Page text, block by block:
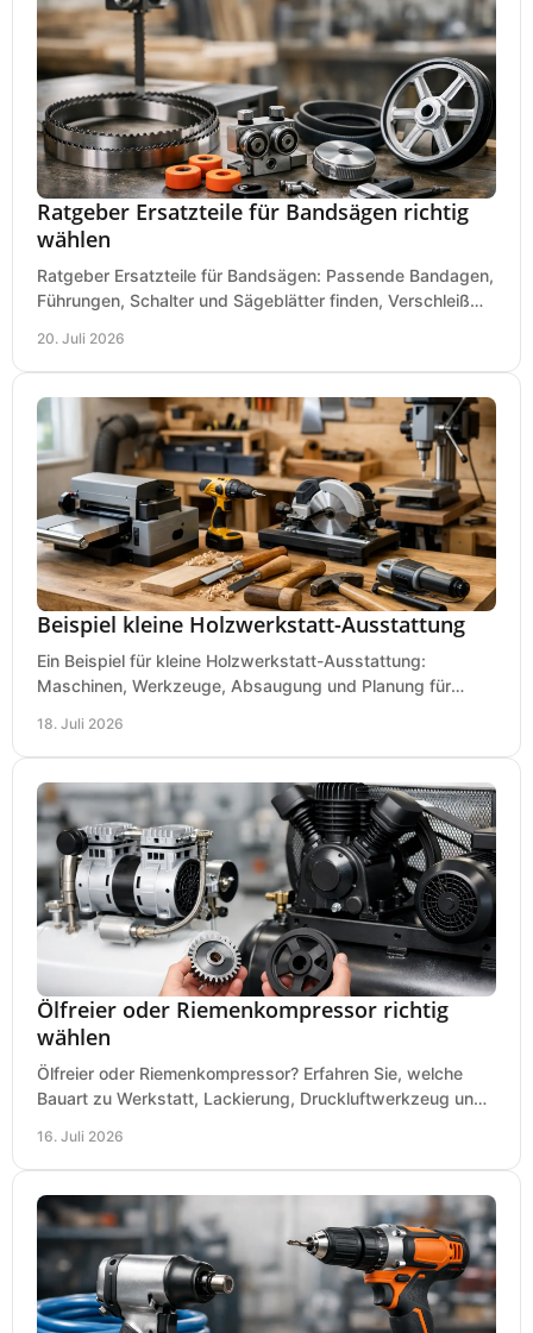
Ratgeber Ersatzteile für Bandsägen richtig
wählen
Ratgeber Ersatzteile für Bandsägen: Passende Bandagen,
Führungen, Schalter und Sägeblätter finden, Verschleiß
20. Juli 2026
Beispiel kleine Holzwerkstatt-Ausstattung
Ein Beispiel für kleine Holzwerkstatt-Ausstattung:
Maschinen, Werkzeuge, Absaugung und Planung für
18. Juli 2026
Ölfreier oder Riemenkompressor richtig
wählen
Ölfreier oder Riemenkompressor? Erfahren Sie, welche
Bauart zu Werkstatt, Lackierung, Druckluftwerkzeug und
16. Juli 2026